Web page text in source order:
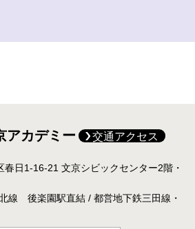
アカデミー 交通アクセス
日1-16-21 文京シビックセンター2階・
線 後楽園駅直結 / 都営地下鉄三田線・